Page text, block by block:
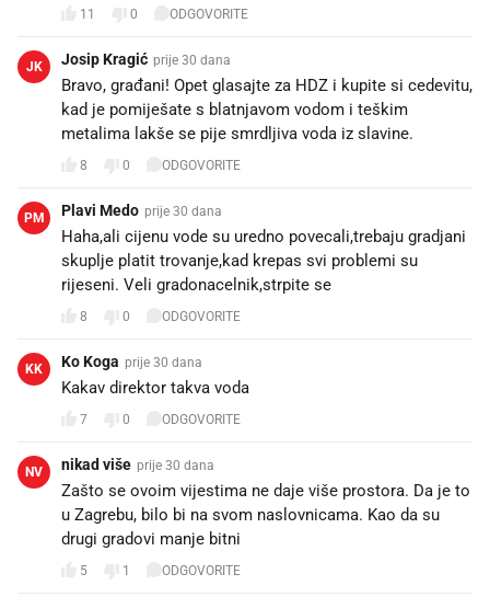
11 0 ODGOVORITE
JK Josip Kragić prije 30 dana
Bravo, građani! Opet glasajte za HDZ i kupite si cedevitu,
kad je pomiješate s blatnjavom vodom i teškim
metalima lakše se pije smrdljiva voda iz slavine.
8 0 ODGOVORITE
PM Plavi Medo prije 30 dana
Haha,ali cijenu vode su uredno povecali,trebaju gradjani
skuplje platit trovanje,kad krepas svi problemi su
rijeseni. Veli gradonacelnik,strpite se😂😂
8 0 ODGOVORITE
KK Ko Koga prije 30 dana
Kakav direktor takva voda
7 0 ODGOVORITE
NV nikad više prije 30 dana
Zašto se ovoim vijestima ne daje više prostora. Da je to
u Zagrebu, bilo bi na svom naslovnicama. Kao da su
drugi gradovi manje bitni
5 1 ODGOVORITE